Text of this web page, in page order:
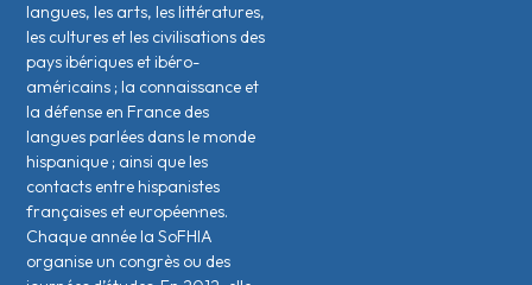
langues, les arts, les littératures,
les cultures et les civilisations des
pays ibériques et ibéro-
américains ; la connaissance et
la défense en France des
langues parlées dans le monde
hispanique ; ainsi que les
contacts entre hispanistes
français·es et européen·nes.
Chaque année la SoFHIA
organise un congrès ou des